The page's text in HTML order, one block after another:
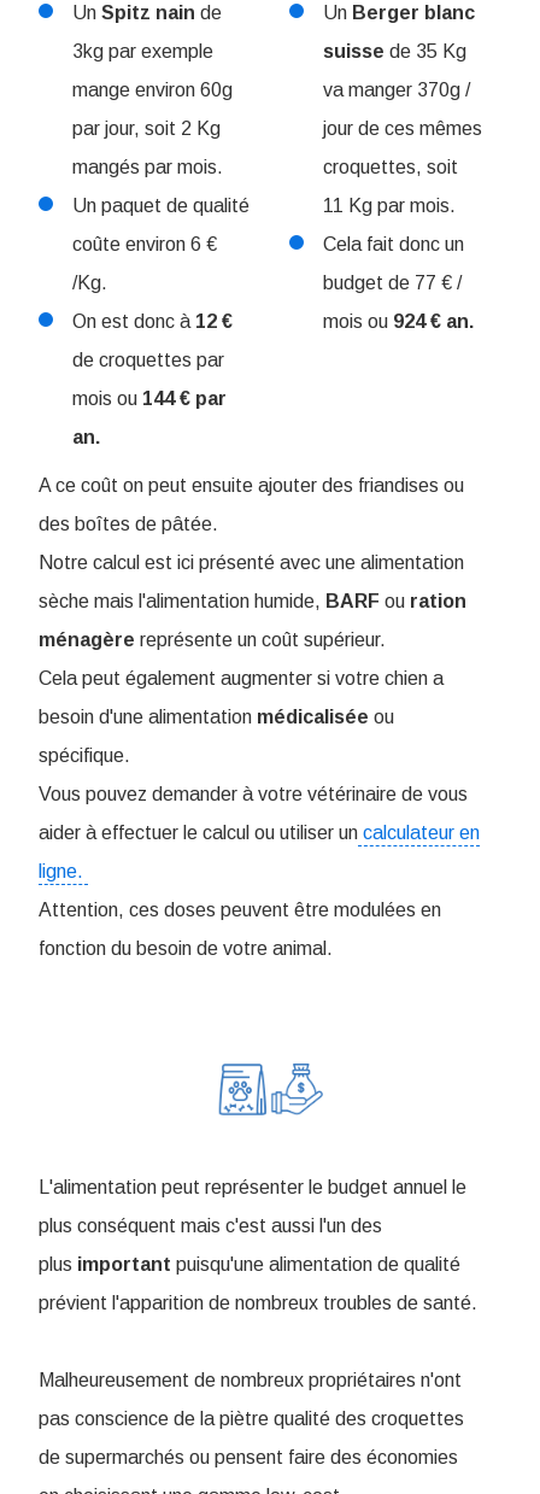
Un Spitz nain de
3kg par exemple
mange environ 60g
par jour, soit 2 Kg
mangés par mois.
Un paquet de qualité
coûte environ 6 €
/Kg.
On est donc à 12 €
de croquettes par
mois ou 144 € par
an.
Un Berger blanc
suisse de 35 Kg
va manger 370g /
jour de ces mêmes
croquettes, soit
11 Kg par mois.
Cela fait donc un
budget de 77 € /
mois ou 924 € an.
A ce coût on peut ensuite ajouter des friandises ou
des boîtes de pâtée.
Notre calcul est ici présenté avec une alimentation
sèche mais l'alimentation humide, BARF ou ration
ménagère représente un coût supérieur.
Cela peut également augmenter si votre chien a
besoin d'une alimentation médicalisée ou
spécifique.
Vous pouvez demander à votre vétérinaire de vous
aider à effectuer le calcul ou utiliser un calculateur en
ligne.
Attention, ces doses peuvent être modulées en
fonction du besoin de votre animal.
L'alimentation peut représenter le budget annuel le
plus conséquent mais c'est aussi l'un des
plus important puisqu'une alimentation de qualité
prévient l'apparition de nombreux troubles de santé.
Malheureusement de nombreux propriétaires n'ont
pas conscience de la piètre qualité des croquettes
de supermarchés ou pensent faire des économies